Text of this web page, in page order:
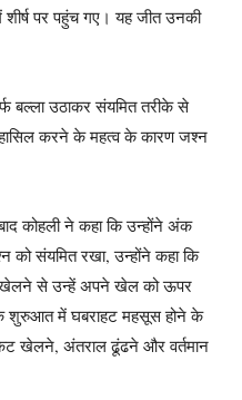
पर पहुंच गए। यह जीत उनकी
बल्ला उठाकर संयमित तरीके से
करने के महत्व के कारण जश्न
कोहली ने कहा कि उन्होंने अंक
संयमित रखा, उन्होंने कहा कि
खेलने से उन्हें अपने खेल को ऊपर
शुरुआत में घबराहट महसूस होने के
खेलने, अंतराल ढूंढने और वर्तमान